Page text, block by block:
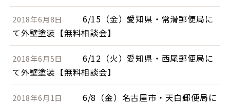
2018年6月8日
6/15（金）愛知県・常滑郵便局に
て外壁塗装【無料相談会】
2018年6月5日
6/12（火）愛知県・西尾郵便局に
て外壁塗装【無料相談会】
2018年6月1日
6/8（金）名古屋市・天白郵便局に